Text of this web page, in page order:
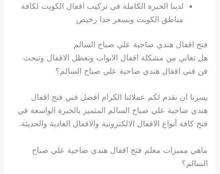
لدينا الخبرة الكاملة في تركيب اقفال الكويت لكافة
مناطق الكويت وبسعر جدا رخيص
فتح اقفال هندي ضاحية علي صباح السالم
هل تعاني من مشكلة اقفال الابواب وتعطل الاقفال وتبحث
فن فني اقفال هندي ضاحية علي صباح السالم؟
يسرنا ان نقدم لكم عملائنا الكرام افضل فني فتح اقفال
هندي ضاحية علي صباح السالم المتميز بالخبرة الواسعة في
فتح كافة أنواع الاقفال الالكترونية والاقفال العادية والحديثة.
ماهي مميزات معلم فتح اقفال هندي ضاحية علي صباح
السالم؟